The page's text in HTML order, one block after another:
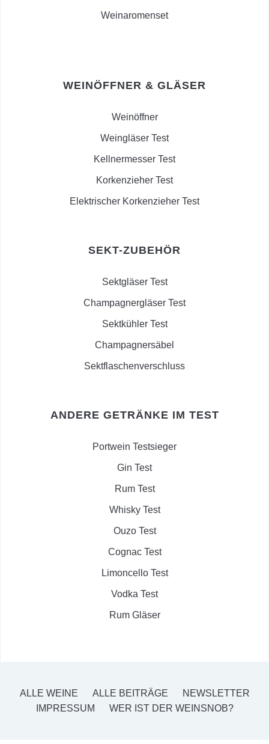
Weinaromenset
WEINÖFFNER & GLÄSER
Weinöffner
Weingläser Test
Kellnermesser Test
Korkenzieher Test
Elektrischer Korkenzieher Test
SEKT-ZUBEHÖR
Sektgläser Test
Champagnergläser Test
Sektkühler Test
Champagnersäbel
Sektflaschenverschluss
ANDERE GETRÄNKE IM TEST
Portwein Testsieger
Gin Test
Rum Test
Whisky Test
Ouzo Test
Cognac Test
Limoncello Test
Vodka Test
Rum Gläser
ALLE WEINE ALLE BEITRÄGE
NEWSLETTER
IMPRESSUM
WER IST DER WEINSNOB?